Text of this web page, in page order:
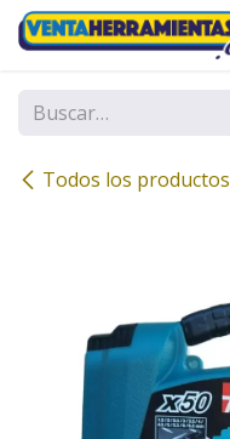
Ir al contenido
Todos los productos